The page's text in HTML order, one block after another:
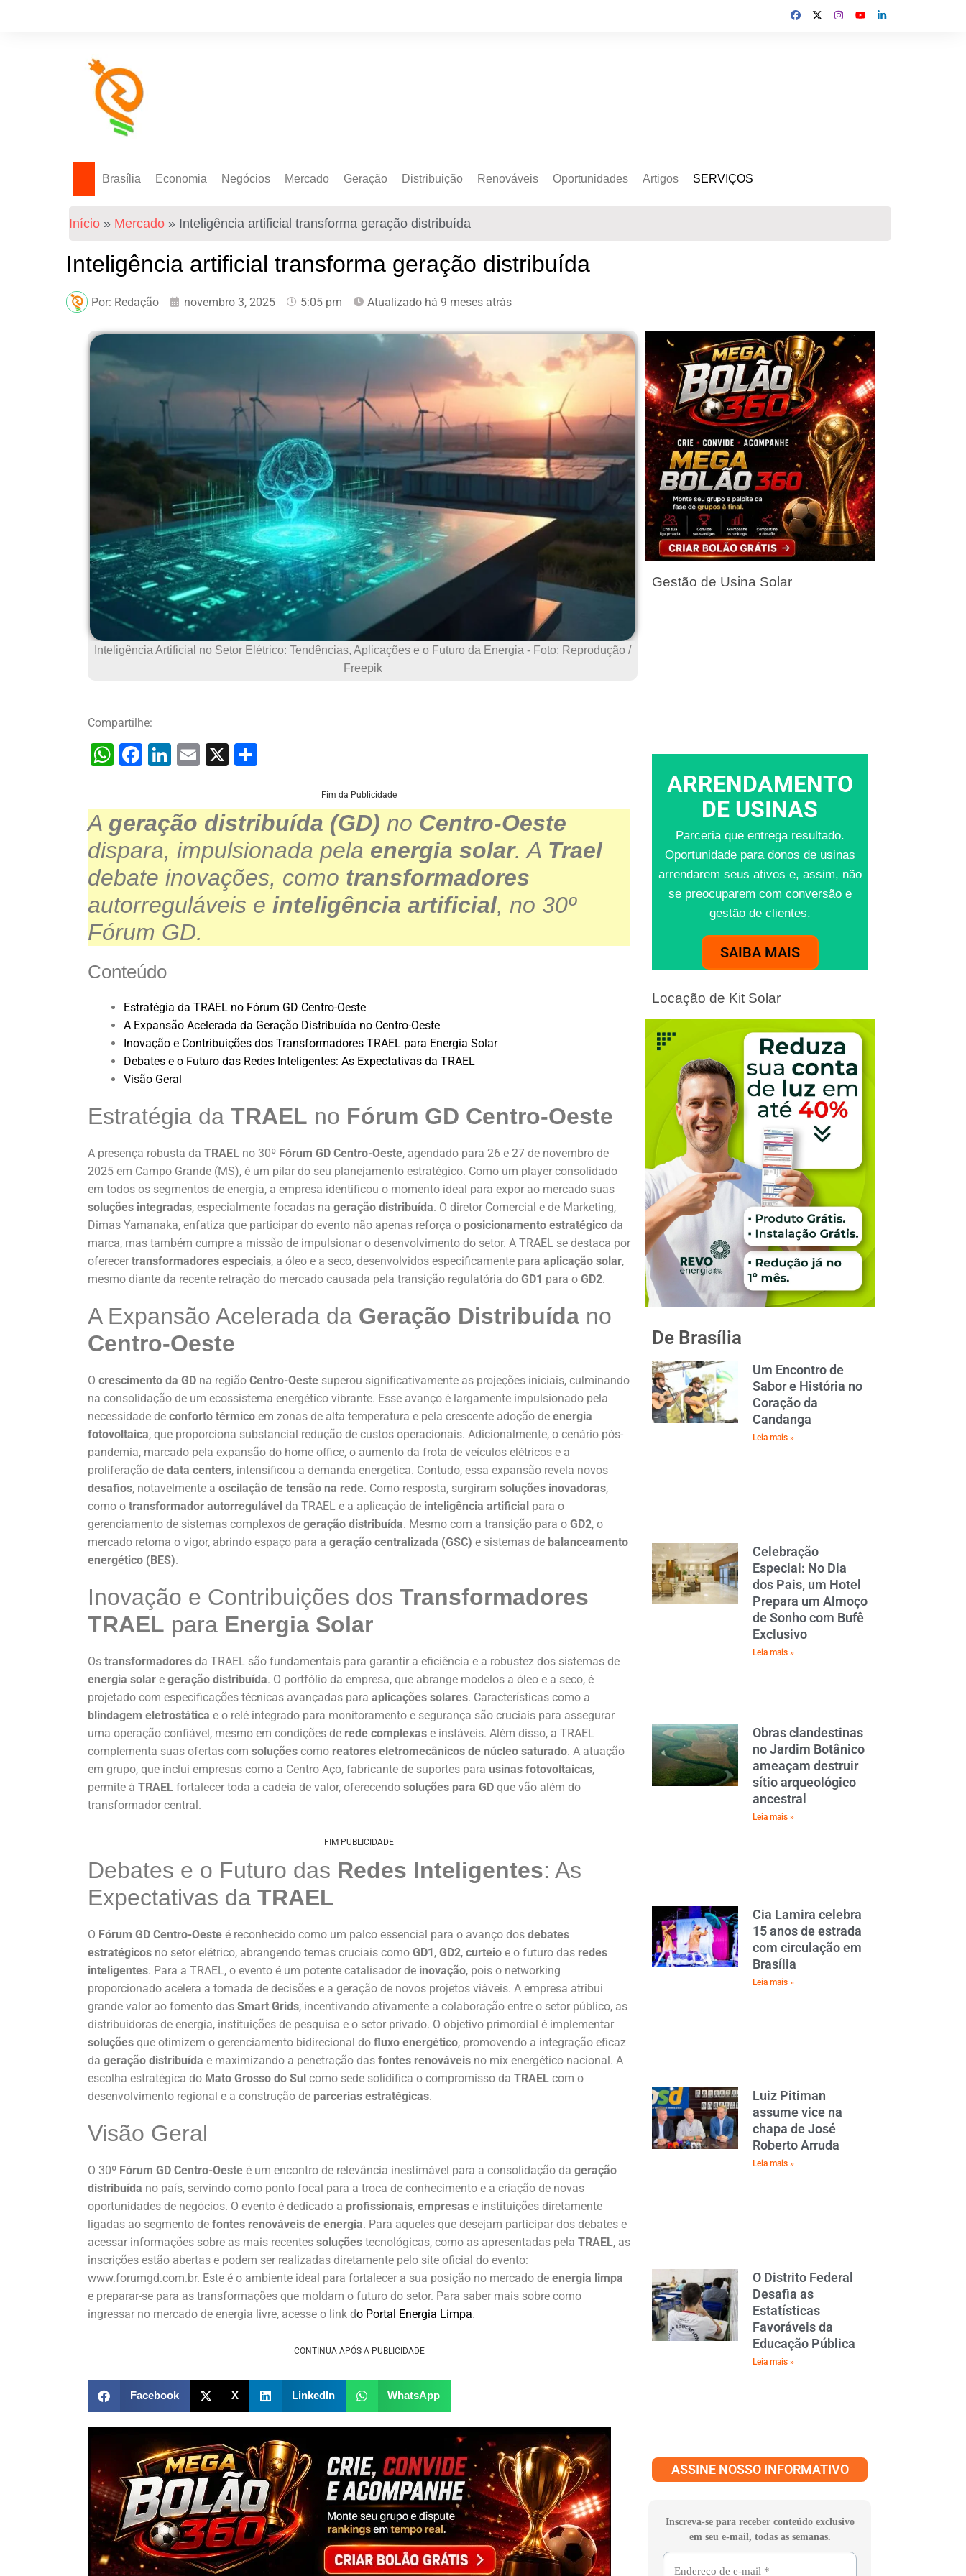
Brasília Economia
Tecnologia
Negócios
Empresas
Investimentos
Mercado
Mercado Livre
Geração
Autoprodução
Distribuição Renováveis
Hidrogênio Verde
Transição Energética
Oportunidades
Eventos
Artigos SERVIÇOS
Início » Mercado » Inteligência artificial transforma geração distribuída
Inteligência artificial transforma geração distribuída
Por: Redação novembro 3, 2025 5:05 pm Atualizado há 9 meses atrás
Inteligência Artificial no Setor Elétrico: Tendências, Aplicações e o Futuro da Energia - Foto: Reprodução /
Freepik
Compartilhe:
W
s
A
p
p
F
e
b
o
o
k
Li
e
dI
n
E
l
X
e
Fim da Publicidade
A geração distribuída (GD) no Centro-Oeste
dispara, impulsionada pela energia solar. A Trael
debate inovações, como transformadores
autorreguláveis e inteligência artificial, no 30º
Fórum GD.
Conteúdo
Estratégia da TRAEL no Fórum GD Centro-Oeste
A Expansão Acelerada da Geração Distribuída no Centro-Oeste
Inovação e Contribuições dos Transformadores TRAEL para Energia Solar
Debates e o Futuro das Redes Inteligentes: As Expectativas da TRAEL
Visão Geral
Estratégia da TRAEL no Fórum GD Centro-Oeste
A presença robusta da TRAEL no 30º Fórum GD Centro-Oeste, agendado para 26 e 27 de novembro de
2025 em Campo Grande (MS), é um pilar do seu planejamento estratégico. Como um player consolidado
em todos os segmentos de energia, a empresa identificou o momento ideal para expor ao mercado suas
soluções integradas, especialmente focadas na geração distribuída. O diretor Comercial e de Marketing,
Dimas Yamanaka, enfatiza que participar do evento não apenas reforça o posicionamento estratégico da
marca, mas também cumpre a missão de impulsionar o desenvolvimento do setor. A TRAEL se destaca por
oferecer transformadores especiais, a óleo e a seco, desenvolvidos especificamente para aplicação solar,
mesmo diante da recente retração do mercado causada pela transição regulatória do GD1 para o GD2.
A Expansão Acelerada da Geração Distribuída no
Centro-Oeste
O crescimento da GD na região Centro-Oeste superou significativamente as projeções iniciais, culminando
na consolidação de um ecossistema energético vibrante. Esse avanço é largamente impulsionado pela
necessidade de conforto térmico em zonas de alta temperatura e pela crescente adoção de energia
fotovoltaica, que proporciona substancial redução de custos operacionais. Adicionalmente, o cenário pós-
pandemia, marcado pela expansão do home office, o aumento da frota de veículos elétricos e a
proliferação de data centers, intensificou a demanda energética. Contudo, essa expansão revela novos
desafios, notavelmente a oscilação de tensão na rede. Como resposta, surgiram soluções inovadoras,
como o transformador autorregulável da TRAEL e a aplicação de inteligência artificial para o
gerenciamento de sistemas complexos de geração distribuída. Mesmo com a transição para o GD2, o
mercado retoma o vigor, abrindo espaço para a geração centralizada (GSC) e sistemas de balanceamento
energético (BES).
Inovação e Contribuições dos Transformadores
TRAEL para Energia Solar
Os transformadores da TRAEL são fundamentais para garantir a eficiência e a robustez dos sistemas de
energia solar e geração distribuída. O portfólio da empresa, que abrange modelos a óleo e a seco, é
projetado com especificações técnicas avançadas para aplicações solares. Características como a
blindagem eletrostática e o relé integrado para monitoramento e segurança são cruciais para assegurar
uma operação confiável, mesmo em condições de rede complexas e instáveis. Além disso, a TRAEL
complementa suas ofertas com soluções como reatores eletromecânicos de núcleo saturado. A atuação
em grupo, que inclui empresas como a Centro Aço, fabricante de suportes para usinas fotovoltaicas,
permite à TRAEL fortalecer toda a cadeia de valor, oferecendo soluções para GD que vão além do
transformador central.
FIM PUBLICIDADE
Debates e o Futuro das Redes Inteligentes: As
Expectativas da TRAEL
O Fórum GD Centro-Oeste é reconhecido como um palco essencial para o avanço dos debates
estratégicos no setor elétrico, abrangendo temas cruciais como GD1, GD2, curteio e o futuro das redes
inteligentes. Para a TRAEL, o evento é um potente catalisador de inovação, pois o networking
proporcionado acelera a tomada de decisões e a geração de novos projetos viáveis. A empresa atribui
grande valor ao fomento das Smart Grids, incentivando ativamente a colaboração entre o setor público, as
distribuidoras de energia, instituições de pesquisa e o setor privado. O objetivo primordial é implementar
soluções que otimizem o gerenciamento bidirecional do fluxo energético, promovendo a integração eficaz
da geração distribuída e maximizando a penetração das fontes renováveis no mix energético nacional. A
escolha estratégica do Mato Grosso do Sul como sede solidifica o compromisso da TRAEL com o
desenvolvimento regional e a construção de parcerias estratégicas.
Visão Geral
O 30º Fórum GD Centro-Oeste é um encontro de relevância inestimável para a consolidação da geração
distribuída no país, servindo como ponto focal para a troca de conhecimento e a criação de novas
oportunidades de negócios. O evento é dedicado a profissionais, empresas e instituições diretamente
ligadas ao segmento de fontes renováveis de energia. Para aqueles que desejam participar dos debates e
acessar informações sobre as mais recentes soluções tecnológicas, como as apresentadas pela TRAEL, as
inscrições estão abertas e podem ser realizadas diretamente pelo site oficial do evento:
www.forumgd.com.br. Este é o ambiente ideal para fortalecer a sua posição no mercado de energia limpa
e preparar-se para as transformações que moldam o futuro do setor. Para saber mais sobre como
ingressar no mercado de energia livre, acesse o link do Portal Energia Limpa.
CONTINUA APÓS A PUBLICIDADE
Facebook X LinkedIn WhatsApp
Gestão de Usina Solar
ARRENDAMENTO
DE USINAS
Parceria que entrega resultado.
Oportunidade para donos de usinas
arrendarem seus ativos e, assim, não
se preocuparem com conversão e
gestão de clientes.
SAIBA MAIS
Locação de Kit Solar
De Brasília
Um Encontro de
Sabor e História no
Coração da
Candanga
Leia mais »
Celebração
Especial: No Dia
dos Pais, um Hotel
Prepara um Almoço
de Sonho com Bufê
Exclusivo
Leia mais »
Obras clandestinas
no Jardim Botânico
ameaçam destruir
sítio arqueológico
ancestral
Leia mais »
Cia Lamira celebra
15 anos de estrada
com circulação em
Brasília
Leia mais »
Luiz Pitiman
assume vice na
chapa de José
Roberto Arruda
Leia mais »
O Distrito Federal
Desafia as
Estatísticas
Favoráveis da
Educação Pública
Leia mais »
ASSINE NOSSO INFORMATIVO
Inscreva-se para receber conteúdo exclusivo
em seu e-mail, todas as semanas.